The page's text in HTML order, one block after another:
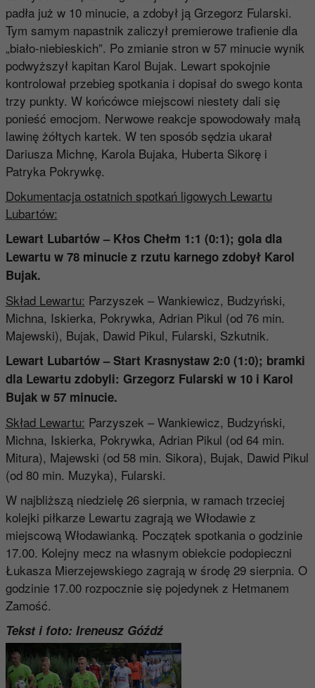
padła już w 10 minucie, a zdobył ją Grzegorz Fularski.
Tym samym napastnik zaliczył premierowe trafienie dla
„biało-niebieskich”. Po zmianie stron w 57 minucie wynik
podwyższył kapitan Karol Bujak. Lewart spokojnie
kontrolował przebieg spotkania i dopisał do swego konta
trzy punkty. W końcówce miejscowi niestety dali się
ponieść emocjom. Nerwowe reakcje spowodowały małą
lawinę żółtych kartek. W ten sposób sędzia ukarał
Dariusza Michnę, Karola Bujaka, Huberta Sikorę i
Patryka Pokrywkę.
Dokumentacja ostatnich spotkań ligowych Lewartu
Lubartów:
Lewart Lubartów – Kłos Chełm 1:1 (0:1); gola dla
Lewartu w 78 minucie z rzutu karnego zdobył Karol
Bujak.
Skład Lewartu: Parzyszek – Wankiewicz, Budzyński,
Michna, Iskierka, Pokrywka, Adrian Pikul (od 76 min.
Majewski), Bujak, Dawid Pikul, Fularski, Szkutnik.
Lewart Lubartów – Start Krasnystaw 2:0 (1:0); bramki
dla Lewartu zdobyli: Grzegorz Fularski w 10 i Karol
Bujakw 57 minucie.
Skład Lewartu: Parzyszek – Wankiewicz, Budzyński,
Michna, Iskierka, Pokrywka, Adrian Pikul (od 64 min.
Mitura), Majewski (od 58 min. Sikora), Bujak, Dawid Pikul
(od 80 min. Muzyka), Fularski.
W najbliższą niedzielę 26 sierpnia, w ramach trzeciej
kolejki piłkarze Lewartu zagrają we Włodawie z
miejscową Włodawianką. Początek spotkania o godzinie
17.00. Kolejny mecz na własnym obiekcie podopieczni
Łukasza Mierzejewskiego zagrają w środę 29 sierpnia. O
godzinie 17.00 rozpocznie się pojedynek z Hetmanem
Zamość.
Tekst i foto: Ireneusz Góźdź